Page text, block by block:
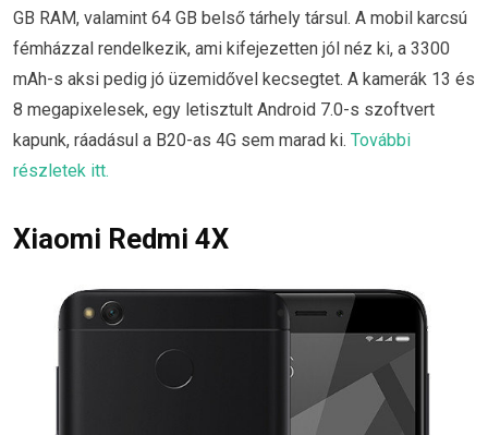
GB RAM, valamint 64 GB belső tárhely társul. A mobil karcsú
fémházzal rendelkezik, ami kifejezetten jól néz ki, a 3300
mAh-s aksi pedig jó üzemidővel kecsegtet. A kamerák 13 és
8 megapixelesek, egy letisztult Android 7.0-s szoftvert
kapunk, ráadásul a B20-as 4G sem marad ki. További
részletek itt.
Xiaomi Redmi 4X